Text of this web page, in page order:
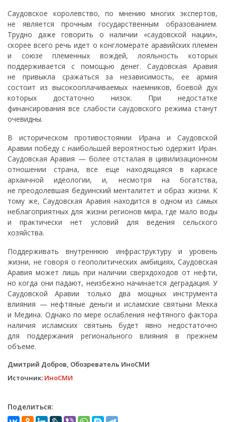
Саудовское королевство, по мнению многих экспертов,
не является прочным государственным образованием.
Трудно даже говорить о наличии «саудовской нации»,
скорее всего речь идет о конгломерате аравийских племен
и союзе племенных вождей, лояльность которых
поддерживается с помощью денег. Саудовская Аравия
не привыкла сражаться за независимость, ее армия
состоит из высокооплачиваемых наемников, боевой дух
которых достаточно низок. При недостатке
финансирования все слабости саудовского режима станут
очевидны.
В историческом противостоянии Ирана и Саудовской
Аравии победу с наибольшей вероятностью одержит Иран.
Саудовская Аравия — более отсталая в цивилизационном
отношении страна, все еще находящаяся в каркасе
архаичной идеологии, и, несмотря на богатства,
не преодолевшая бедуинский менталитет и образ жизни. К
тому же, Саудовская Аравия находится в одном из самых
неблагоприятных для жизни регионов мира, где мало воды
и практически нет условий для ведения сельского
хозяйства.
Поддерживать внутреннюю инфраструктуру и уровень
жизни, не говоря о геополитических амбициях, Саудовская
Аравия может лишь при наличии сверхдоходов от нефти,
но когда они падают, неизбежно начинается деградация. У
Саудовской Аравии только два мощных инструмента
влияния — нефтяные деньги и исламские святыни Мекка
и Медина. Однако по мере ослабления нефтяного фактора
наличия исламских святынь будет явно недостаточно
для поддержания регионального влияния в прежнем
объеме.
Дмитрий Добров, Обозреватель ИноСМИ
Источник: ИноСМИ
Поделиться: